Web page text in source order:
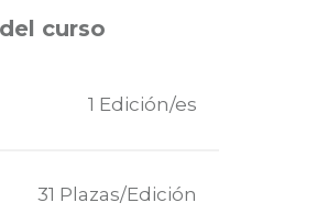
curso
1 Edición/es
31 Plazas/Edición